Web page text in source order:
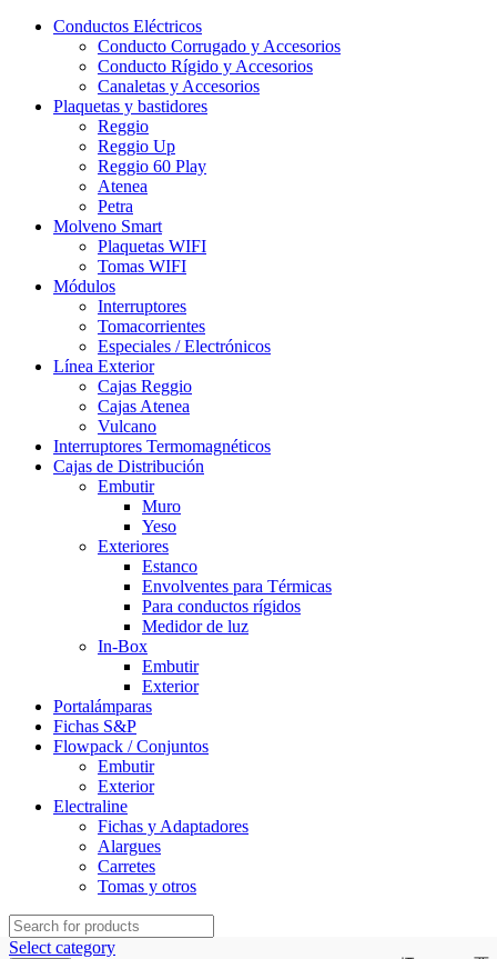
Conductos Eléctricos
Conducto Corrugado y Accesorios
Conducto Rígido y Accesorios
Canaletas y Accesorios
Plaquetas y bastidores
Reggio
Reggio Up
Reggio 60 Play
Atenea
Petra
Molveno Smart
Plaquetas WIFI
Tomas WIFI
Módulos
Interruptores
Tomacorrientes
Especiales / Electrónicos
Línea Exterior
Cajas Reggio
Cajas Atenea
Vulcano
Interruptores Termomagnéticos
Cajas de Distribución
Embutir
Muro
Yeso
Exteriores
Estanco
Envolventes para Térmicas
Para conductos rígidos
Medidor de luz
In-Box
Embutir
Exterior
Portalámparas
Fichas S&P
Flowpack / Conjuntos
Embutir
Exterior
Electraline
Fichas y Adaptadores
Alargues
Carretes
Tomas y otros
Search
for:
Select category